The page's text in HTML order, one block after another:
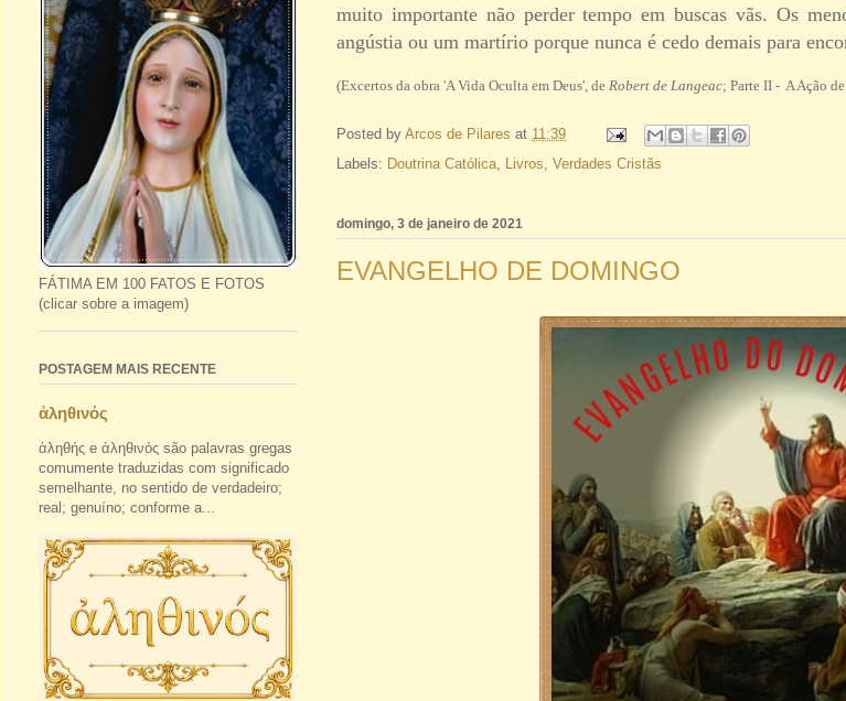
muito importante não perder tempo em buscas vãs. Os
angústia ou um martírio porque nunca é cedo demais para
(Excertos da obra 'A Vida Oculta em Deus', de Robert de Langeac; Parte II - A Ação
Posted by Arcos de Pilares at 11:39
Labels: Doutrina Católica Livros Verdades Cristãs
domingo, 3 de janeiro de 2021
EVANGELHO DE DOMINGO
FÁTIMA EM 100 FATOS E FOTOS
(clicar sobre a imagem)
POSTAGEM MAIS RECENTE
ἀληθινός
ἀληθής e ἀληθινός são palavras gregas
comumente traduzidas com significado
semelhante, no sentido de verdadeiro;
real; genuíno; conforme a...